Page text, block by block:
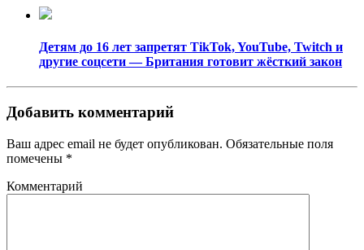
Детям до 16 лет запретят TikTok, YouTube, Twitch и
другие соцсети — Британия готовит жёсткий закон
Добавить комментарий
Ваш адрес email не будет опубликован. Обязательные поля
помечены *
Комментарий